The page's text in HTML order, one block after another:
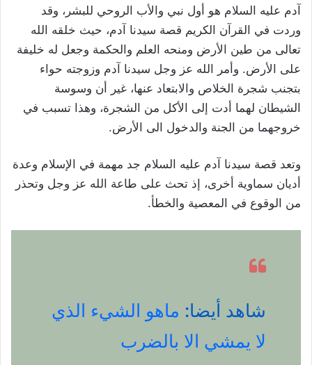
آدم عليه السلام هو أول نبي والأب الروحي للبشر، وقد
وردت في القرآن الكريم قصة سيدنا آدم، حيث خلقه الله
تعالى من طين الأرض ومنحه العلم والحكمة وجعل له خليفة
على الأرض. وأمر الله عز وجل سيدنا آدم وزوجته حواء
بتجنب شجرة الخلاص والابتعاد عنها، غير أن وسوسة
الشيطان لهما أدت إلى الأكل من الشجرة، وهذا تسبب في
خروجهما من الجنة والدخول الى الأرض.
وتعد قصة سيدنا آدم عليه السلام جد مهمة في الإسلام وعدة
أديان سماوية أخرى، إذ تحث على طاعة الله عز وجل وتحذر
من الوقوع في المعصية والخطأ.
شاهد أيضا: ماهو الشيء الذي
لا يمشي الا بالضرب